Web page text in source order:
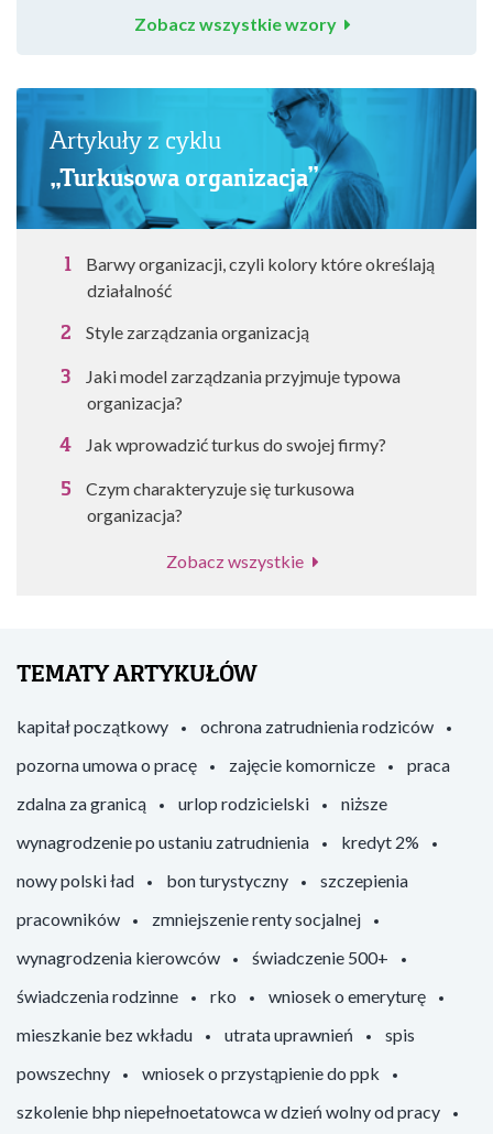
Zobacz wszystkie wzory
Artykuły z cyklu
„Turkusowa organizacja”
Barwy organizacji, czyli kolory które określają
działalność
Style zarządzania organizacją
Jaki model zarządzania przyjmuje typowa
organizacja?
Jak wprowadzić turkus do swojej firmy?
Czym charakteryzuje się turkusowa
organizacja?
Zobacz wszystkie
TEMATY ARTYKUŁÓW
kapitał początkowy
ochrona zatrudnienia rodziców
pozorna umowa o pracę
zajęcie komornicze
praca
zdalna za granicą
urlop rodzicielski
niższe
wynagrodzenie po ustaniu zatrudnienia
kredyt 2%
nowy polski ład
bon turystyczny
szczepienia
pracowników
zmniejszenie renty socjalnej
wynagrodzenia kierowców
świadczenie 500+
świadczenia rodzinne
rko
wniosek o emeryturę
mieszkanie bez wkładu
utrata uprawnień
spis
powszechny
wniosek o przystąpienie do ppk
szkolenie bhp niepełnoetatowca w dzień wolny od pracy